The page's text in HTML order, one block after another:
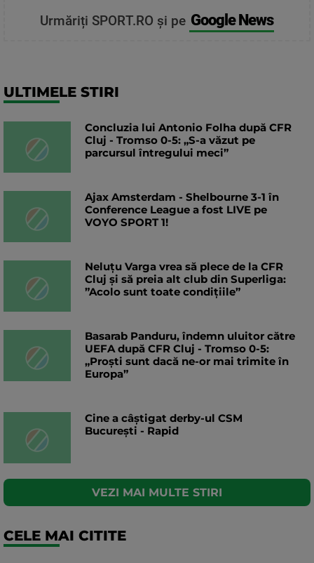
Urmăriți SPORT.RO și pe Google News
ULTIMELE STIRI
Concluzia lui Antonio Folha după CFR
Cluj - Tromso 0-5: „S-a văzut pe
parcursul întregului meci”
Ajax Amsterdam - Shelbourne 3-1 în
Conference League a fost LIVE pe
VOYO SPORT 1!
Neluțu Varga vrea să plece de la CFR
Cluj și să preia alt club din Superliga:
”Acolo sunt toate condițiile”
Basarab Panduru, îndemn uluitor către
UEFA după CFR Cluj - Tromso 0-5:
„Proști sunt dacă ne-or mai trimite în
Europa”
Cine a câștigat derby-ul CSM
București - Rapid
VEZI MAI MULTE STIRI
CELE MAI CITITE